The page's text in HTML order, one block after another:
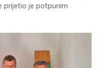
prijetio je potpunim